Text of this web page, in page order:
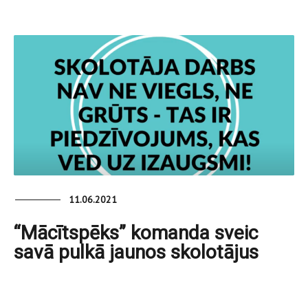
11.06.2021
“Mācītspēks” komanda sveic
savā pulkā jaunos skolotājus